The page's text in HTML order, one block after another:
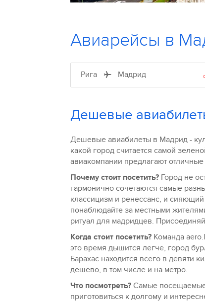
Авиарейсы в
Рига Мадрид
Дешевые
Дешевые авиабилеты в Мадрид -
какой город считается самой
авиакомпании предлагают
Почему стоит посетить? Город не
гармонично сочетаются самые
классицизм и ренессанс, и
понаблюдайте за местными
ритуал для мадридцев.
Когда стоит посетить? Команда
это время дышится легче, город
Барахас находится всего в девяти
дешево, в том числе и на метро.
Что посмотреть? Самые посещаемые
приготовиться к долгому и